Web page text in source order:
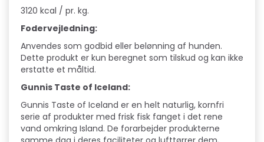
3120 kcal / pr. kg.
Fodervejledning:
Anvendes som godbid eller belønning af hunden.
Dette produkt er kun beregnet som tilskud og kan ikke
erstatte et måltid.
Gunnis Taste of Iceland:
Gunnis Taste of Iceland er en helt naturlig, kornfri
serie af produkter med frisk fisk fanget i det rene
vand omkring Island. De forarbejder produkterne